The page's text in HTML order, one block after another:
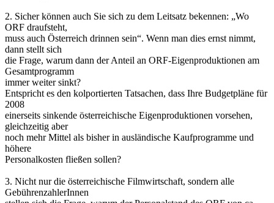
2. Sicher können auch Sie sich zu dem Leitsatz bekennen: „Wo
ORF draufsteht,
muss auch Österreich drinnen sein“. Wenn man dies ernst nimmt,
dann stellt sich
die Frage, warum dann der Anteil an ORF-Eigenproduktionen am
Gesamtprogramm
immer weiter sinkt?
Entspricht es den kolportierten Tatsachen, dass Ihre Budgetpläne für
2008
einerseits sinkende österreichische Eigenproduktionen vorsehen,
gleichzeitig aber
noch mehr Mittel als bisher in ausländische Kaufprogramme und
höhere
Personalkosten fließen sollen?
3. Nicht nur die österreichische Filmwirtschaft, sondern alle
GebührenzahlerInnen